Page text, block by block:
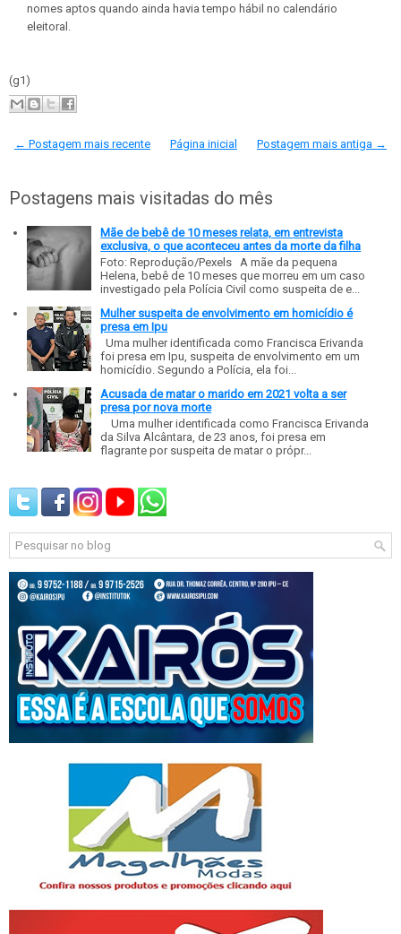
nomes aptos quando ainda havia tempo hábil no calendário
eleitoral.
(g1)
← Postagem mais recente Postagem mais antiga →
Página inicial
Postagens mais visitadas do mês
Mãe de bebê de 10 meses relata, em entrevista
exclusiva, o que aconteceu antes da morte da filha
Foto: Reprodução/Pexels A mãe da pequena
Helena, bebê de 10 meses que morreu em um caso
investigado pela Polícia Civil como suspeita de e...
Mulher suspeita de envolvimento em homicídio é
presa em Ipu
Uma mulher identificada como Francisca Erivanda
foi presa em Ipu, suspeita de envolvimento em um
homicídio. Segundo a Polícia, ela foi...
Acusada de matar o marido em 2021 volta a ser
presa por nova morte
Uma mulher identificada como Francisca Erivanda
da Silva Alcântara, de 23 anos, foi presa em
flagrante por suspeita de matar o própr...